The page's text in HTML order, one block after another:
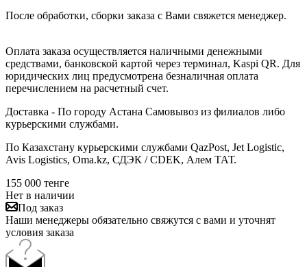
После обработки, сборки заказа с Вами свяжется менеджер.
Оплата заказа осуществляется наличными денежными
средствами, банковской картой через терминал, Kaspi QR. Для
юридических лиц предусмотрена безналичная оплата
перечислением на расчетный счет.
Доставка - По городу Астана Самовывоз из филиалов либо
курьерскими службами.
По Казахстану курьерскими службами QazPost, Jet Logistic,
Avis Logistics, Oma.kz, СДЭК / CDEK, Алем ТАТ.
155 000 тенге
Нет в наличии
Под заказ
Наши менеджеры обязательно свяжутся с вами и уточнят
условия заказа